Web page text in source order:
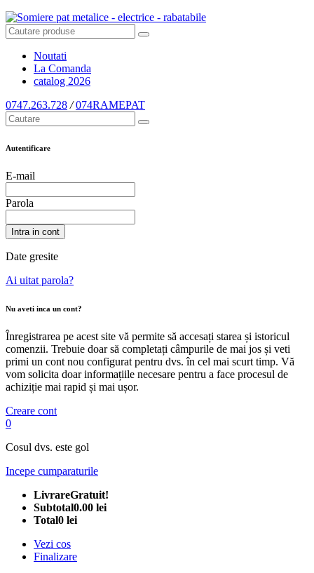
Noutati
La Comanda
catalog 2026
0747.263.728 / 074RAMEPAT
Autentificare
E-mail
Parola
Intra in cont
Date gresite
Ai uitat parola?
Nu aveti inca un cont?
Înregistrarea pe acest site vă permite să accesați starea și istoricul
comenzii. Trebuie doar să completați câmpurile de mai jos și veti
primi un cont nou configurat pentru dvs. în cel mai scurt timp. Vă
vom solicita doar informațiile necesare pentru a face procesul de
achiziție mai rapid și mai ușor.
Creare cont
0
Cosul dvs. este gol
Incepe cumparaturile
LivrareGratuit!
Subtotal0.00 lei
Total0 lei
Vezi cos
Finalizare